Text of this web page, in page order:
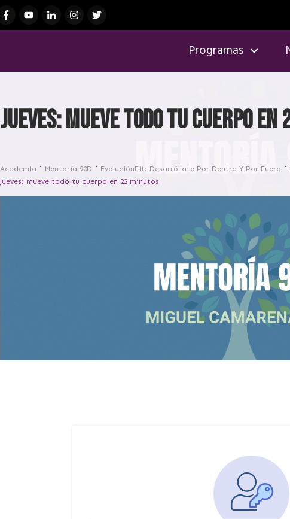
Programas
Jueves: mueve todo tu cuerpo en
Academia Mentoría 90D EvoluciónFit: Desarróllate Por Dentro Y Por Fuera
Jueves: mueve todo tu cuerpo en 22 minutos